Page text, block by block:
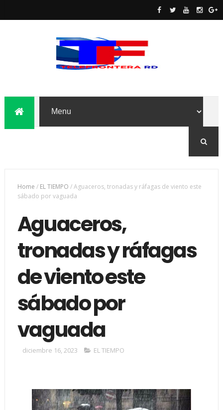
Home / EL TIEMPO /Aguaceros, tronadas y ráfagas de viento este
sábado por vaguada
Aguaceros,
tronadas y ráfagas
de viento este
sábado por
vaguada
diciembre 16, 2023 EL TIEMPO